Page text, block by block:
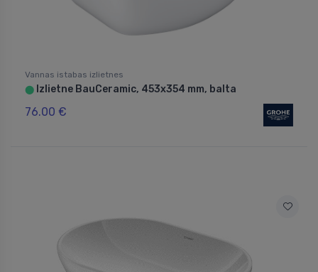
Vannas istabas izlietnes
⬤ Izlietne BauCeramic, 453x354 mm, balta
76.00 €